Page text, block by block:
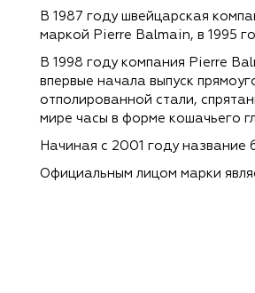
В 1987 году швейцарская
маркой Pierre Balmain, в 1995
В 1998 году компания Pierre
впервые начала выпуск
отполированной стали,
мире часы в форме кошачьего
Начиная с 2001 году название
Официальным лицом марки